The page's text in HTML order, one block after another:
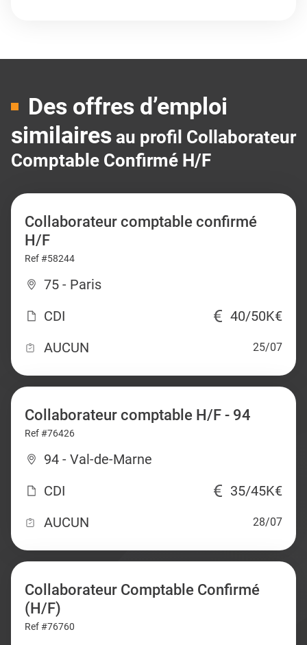
Des offres d’emploi
similaires au profil Collaborateur
Comptable Confirmé H/F
Collaborateur comptable confirmé
H/F
Ref #58244
75 - Paris
CDI
40/50K€
AUCUN
25/07
Collaborateur comptable H/F - 94
Ref #76426
94 - Val-de-Marne
CDI
35/45K€
AUCUN
28/07
Collaborateur Comptable Confirmé
(H/F)
Ref #76760